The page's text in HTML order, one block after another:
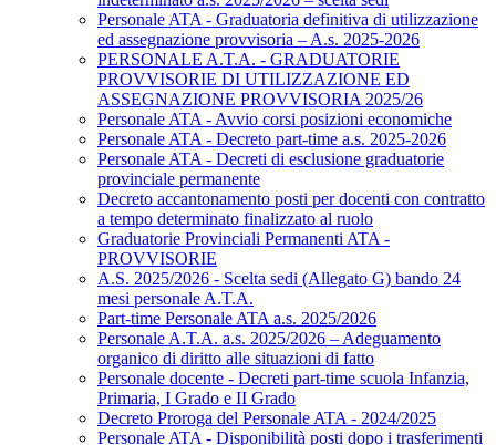
Personale ATA - Graduatoria definitiva di utilizzazione
ed assegnazione provvisoria – A.s. 2025-2026
PERSONALE A.T.A. - GRADUATORIE
PROVVISORIE DI UTILIZZAZIONE ED
ASSEGNAZIONE PROVVISORIA 2025/26
Personale ATA - Avvio corsi posizioni economiche
Personale ATA - Decreto part-time a.s. 2025-2026
Personale ATA - Decreti di esclusione graduatorie
provinciale permanente
Decreto accantonamento posti per docenti con contratto
a tempo determinato finalizzato al ruolo
Graduatorie Provinciali Permanenti ATA -
PROVVISORIE
A.S. 2025/2026 - Scelta sedi (Allegato G) bando 24
mesi personale A.T.A.
Part-time Personale ATA a.s. 2025/2026
Personale A.T.A. a.s. 2025/2026 – Adeguamento
organico di diritto alle situazioni di fatto
Personale docente - Decreti part-time scuola Infanzia,
Primaria, I Grado e II Grado
Decreto Proroga del Personale ATA - 2024/2025
Personale ATA - Disponibilità posti dopo i trasferimenti